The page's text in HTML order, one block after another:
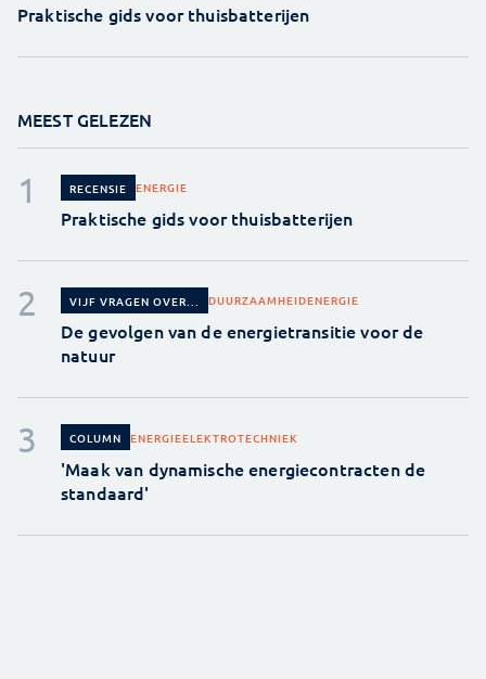
Praktische gids voor thuisbatterijen
MEEST GELEZEN
RECENSIE ENERGIE
Praktische gids voor thuisbatterijen
VIJF VRAGEN OVER... DUURZAAMHEIDENERGIE
De gevolgen van de energietransitie voor de
natuur
COLUMN ENERGIEELEKTROTECHNIEK
'Maak van dynamische energiecontracten de
standaard'